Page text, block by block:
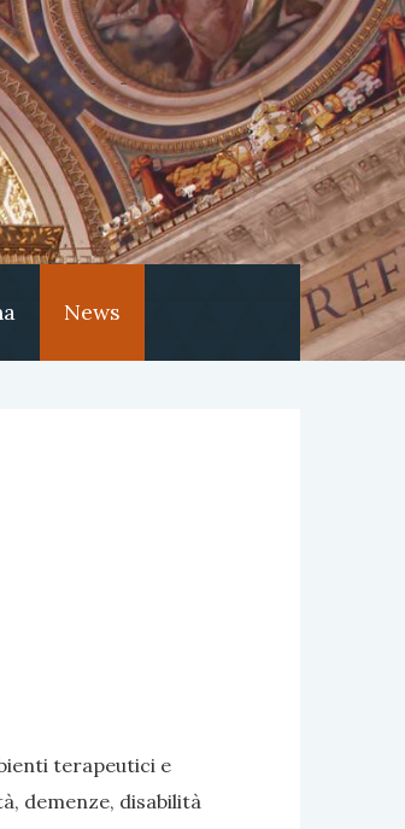
News
terapeutici e
demenze, disabilità